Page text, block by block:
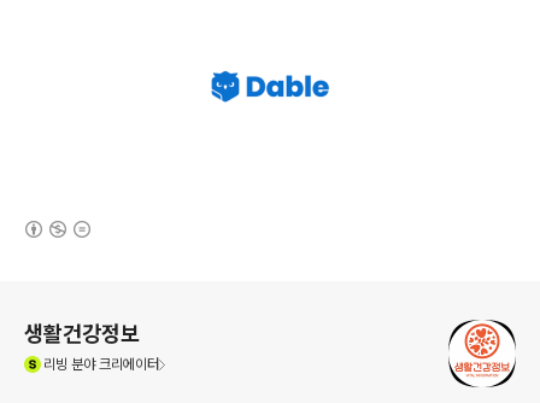
생활건강정보
리빙 분야 크리에이터